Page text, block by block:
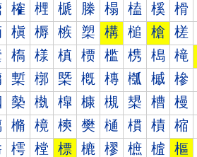
榷 榸 榹 榺 榻 榼 榽 榾
槇 槈 槉 槊 構 槌 槍 槎
槗 様 槙 槚 槛 槜 槝 槞
槧 槨 槩 槪 槫 槬 槭 槮
槷 槸 槹 槺 槻 槼 槽 槾
樇 樈 樉 樊 樋 樌 樍 樎
樗 樘 標 樚 樛 樜 樝 樞